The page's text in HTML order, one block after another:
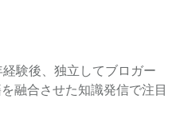
験後、独立してブロガー
融合させた知識発信で注目